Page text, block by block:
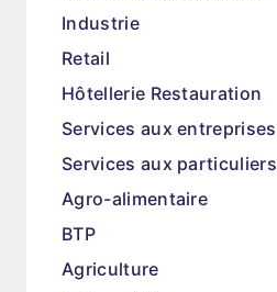
Industrie
Retail
Hôtellerie Restauration
Services aux entreprises
Services aux particuliers
Agro-alimentaire
BTP
Agriculture